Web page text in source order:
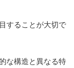
することが大切で
な構造と異なる特